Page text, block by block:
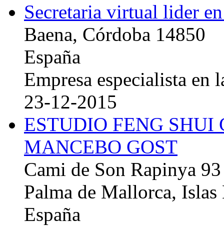
Secretaria virtual lider
Baena, Córdoba 14850
España
Empresa especialista en
23-12-2015
ESTUDIO FENG
MANCEBO GOST
Cami de Son Rapinya 93
Palma de Mallorca, Islas
España